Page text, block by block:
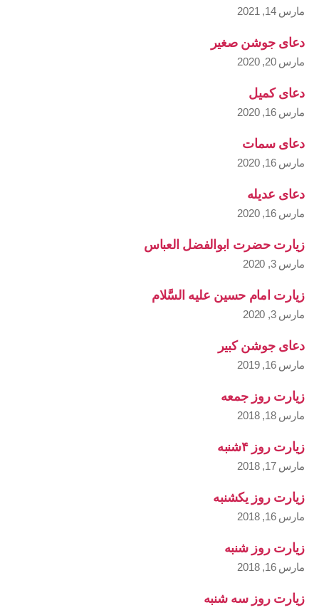
مارس 14, 2021
دعای جوشن صغیر
مارس 20, 2020
دعای کمیل
مارس 16, 2020
دعای سمات
مارس 16, 2020
دعای عدیله
مارس 16, 2020
زیارت حضرت ابوالفضل العباس
مارس 3, 2020
زیارت امام حسین علیه السَّلام
مارس 3, 2020
دعای جوشن کبیر
مارس 16, 2019
زیارت روز جمعه
مارس 18, 2018
زیارت روز ۴شنبه
مارس 17, 2018
زیارت روز یکشنبه
مارس 16, 2018
زیارت روز شنبه
مارس 16, 2018
زیارت روز سه شنبه